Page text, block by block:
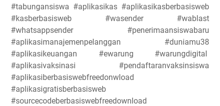
#tabungansiswa #aplikasikas #aplikasikasberbasisweb
#kasberbasisweb #wasender #wablast
#whatsappsender #penerimaansiswabaru
#aplikasimanajemenpelanggan #duniamu38
#aplikasikeuangan #ewarung #warungdigital
#aplikasivaksinasi #pendaftaranvaksinsiswa
#aplikasiberbasiswebfreedonwload
#aplikasigratisberbasisweb
#sourcecodeberbasiswebfreedownload